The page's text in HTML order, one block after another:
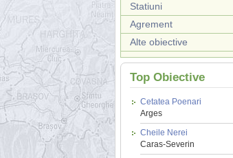
Statiuni
Agrement
Alte obiective
Top Obiective
Cetatea Poenari
Arges
Cheile Nerei
Caras-Severin